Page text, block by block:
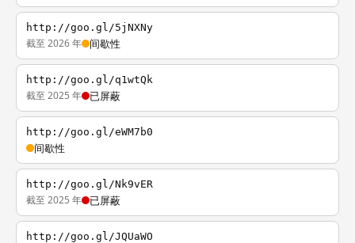
http://goo.gl/5jNXNy
截至 2026 年 间歇性
http://goo.gl/q1wtQk
截至 2025 年 已屏蔽
http://goo.gl/eWM7b0
间歇性
http://goo.gl/Nk9vER
截至 2025 年 已屏蔽
http://goo.gl/JQUaWO